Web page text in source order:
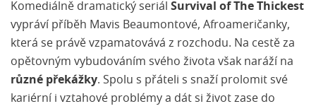
Komediálně dramatický seriál Survival of The Thickest
vypráví příběh Mavis Beaumontové, Afroameričanky,
která se právě vzpamatovává z rozchodu. Na cestě za
opětovným vybudováním svého života však naráží na
různé překážky. Spolu s přáteli s snaží prolomit své
kariérní i vztahové problémy a dát si život zase do